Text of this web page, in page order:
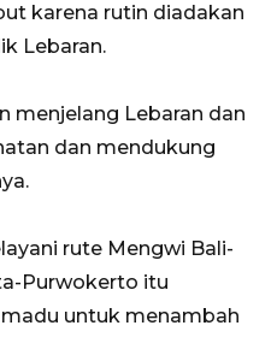
karena rutin diadakan
Lebaran.
menjelang Lebaran dan
dan mendukung
rute Mengwi Bali-
Purwokerto itu
untuk menambah